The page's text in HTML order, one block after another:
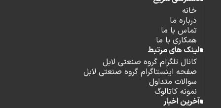
خانه
درباره ما
تماس با ما
همکاری با ما
لینک های مرتبط
کانال تلگرام گروه صنعتی لابل
صفحه اینستاگرام گروه صنعتی لابل
سوالات متداول
نمونه کاتالوگ
آخرین اخبار